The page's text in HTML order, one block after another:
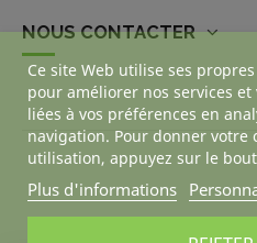
NOUS CONTACTER
Ce site Web utilise ses
pour améliorer nos services
liées à vos préférences en
navigation. Pour donner votre
utilisation, appuyez sur le
Plus d'informations